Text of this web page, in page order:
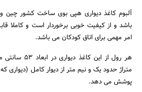
آلبوم کاغذ دیواری هپی بوی ساخت کشور
باشد و از کیفیت خوبی برخوردار است و کاملا
امر مهمی برای اتاق کودکان می باشد.
متراژ حدود یک و نیم متر از دیوار کامل (دیواری
پوشش می دهد.